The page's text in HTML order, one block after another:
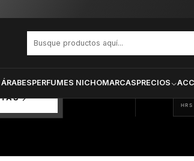
PERFUMES NICHOMARCASPRECIOS
HRS